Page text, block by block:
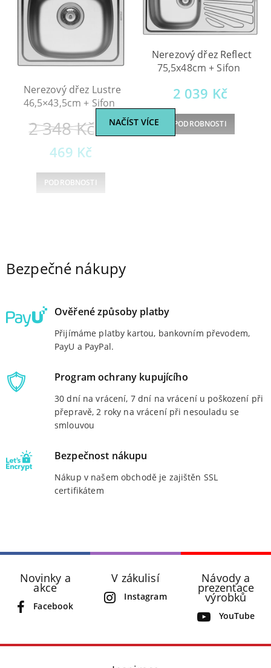
Nerezový dřez Lustre
46,5×43,5cm + Sifon
2 348Kč
Původní
byla:
2
1
469 KčAktuální
cena
je:
PODROBNOSTI
Nerezový dřez Reflect
75,5x48cm + Sifon
2 039 Kč
PODROBNOSTI
→
NAČÍST VÍCE
Bezpečné nákupy
Ověřené způsoby platby
Přijímáme platby kartou, bankovním převodem,
PayU a PayPal.
Program ochrany kupujícího
30 dní na vrácení, 7 dní na vrácení u poškození při
přepravě, 2 roky na vrácení při nesouladu se
smlouvou
Bezpečnost nákupu
Nákup v našem obchodě je zajištěn SSL
certifikátem
Novinky a
akce
Facebook
V zákulisí
Instagram
Návody a
prezentace
výrobků
YouTube